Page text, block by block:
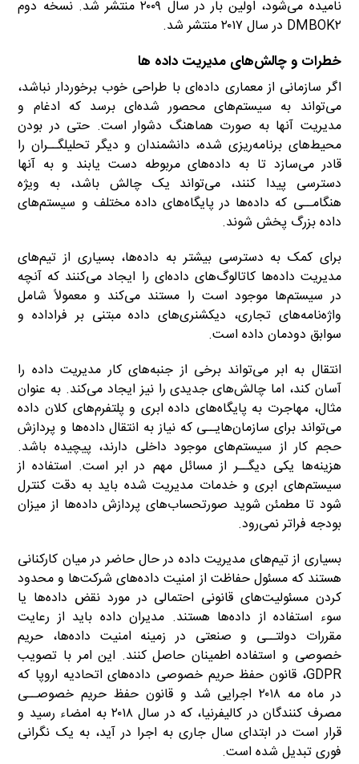
نامیده می‌شود، اولین بار در سال ۲۰۰۹ منتشر شد. نسخه دوم
DMBOK۲ در سال ۲۰۱۷ منتشر شد.
خطرات و چالش‌های مدیریت داده ها
اگر سازمانی از معماری داده‌ای با طراحی خوب برخوردار نباشد،
می‌تواند به سیستم‌های محصور شده‌ای برسد که ادغام و
مدیریت آنها به صورت هماهنگ دشوار است. حتی در بودن
محیط‌های برنامه‌ریزی شده، دانشمندان و دیگر تحلیلگــران را
قادر می‌سازد تا به داده‌های مربوطه دست یابند و به آنها
دسترسی پیدا کنند، می‌تواند یک چالش باشد، به ویژه
هنگامــی که داده‌ها در پایگاه‌های داده مختلف و سیستم‌های
داده بزرگ پخش شوند.
برای کمک به دسترسی بیشتر به داده‌ها، بسیاری از تیم‌های
مدیریت داده‌ها کاتالوگ‌های داده‌ای را ایجاد می‌کنند که آنچه
در سیستم‌ها موجود است را مستند می‌کند و معمولاً شامل
واژه‌نامه‌های تجاری، دیکشنری‌های داده مبتنی بر فراداده و
سوابق دودمان داده است.
انتقال به ابر می‌تواند برخی از جنبه‌های کار مدیریت داده را
آسان کند، اما چالش‌های جدیدی را نیز ایجاد می‌کند. به عنوان
مثال، مهاجرت به پایگاه‌های داده ابری و پلتفرم‌های کلان داده
می‌تواند برای سازمان‌هایــی که نیاز به انتقال داده‌ها و پردازش
حجم کار از سیستم‌های موجود داخلی دارند، پیچیده باشد.
هزینه‌ها یکی دیگــر از مسائل مهم در ابر است. استفاده از
سیستم‌های ابری و خدمات مدیریت شده باید به دقت کنترل
شود تا مطمئن شوید صورتحساب‌های پردازش داده‌ها از میزان
بودجه فراتر نمی‌رود.
بسیاری از تیم‌های مدیریت داده در حال حاضر در میان کارکنانی
هستند که مسئول حفاظت از امنیت داده‌های شرکت‌ها و محدود
کردن مسئولیت‌های قانونی احتمالی در مورد نقض داده‌ها یا
سوء استفاده از داده‌ها هستند. مدیران داده باید از رعایت
مقررات دولتــی و صنعتی در زمینه امنیت داده‌ها، حریم
خصوصی و استفاده اطمینان حاصل کنند. این امر با تصویب
GDPR، قانون حفظ حریم خصوصی داده‌های اتحادیه اروپا که
در ماه مه ۲۰۱۸ اجرایی شد و قانون حفظ حریم خصوصــی
مصرف کنندگان در کالیفرنیا، که در سال ۲۰۱۸ به امضاء رسید و
قرار است در ابتدای سال جاری به اجرا در آید، به یک نگرانی
فوری تبدیل شده است.